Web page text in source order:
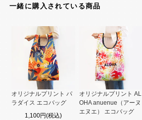
一緒に購入されている商品
オリジナルプリント パ
ラダイス エコバッグ
1,100円(税込)
オリジナルプリント AL
OHA anuenue（アーヌ
エヌエ） エコバッグ